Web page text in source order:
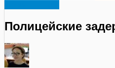
Полицейские